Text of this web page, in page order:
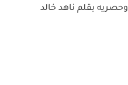
وحصريه بقلم ناهد خالد